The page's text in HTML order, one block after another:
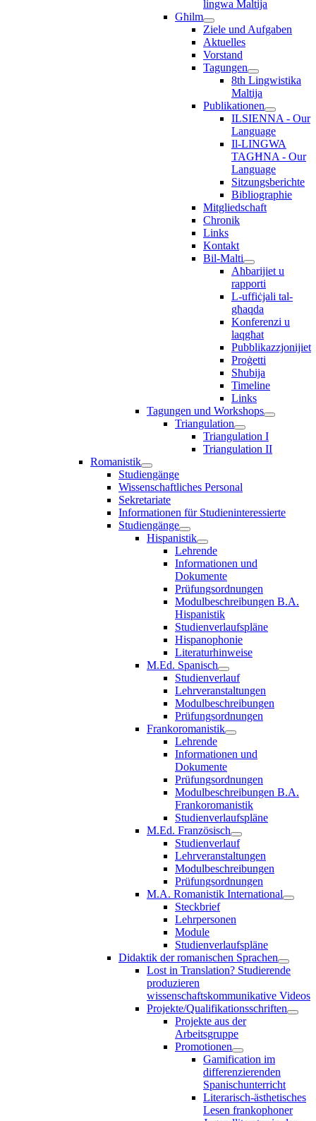
lingwa Maltija
Għilm
Ziele und Aufgaben
Aktuelles
Vorstand
Tagungen
8th Lingwistika
Maltija
Publikationen
ILSIENNA - Our
Language
Il-LINGWA
TAGĦNA - Our
Language
Sitzungsberichte
Bibliographie
Mitgliedschaft
Chronik
Links
Kontakt
Bil-Malti
Aħbarijiet u
rapporti
L-uffiċjali tal-
għaqda
Konferenzi u
laqgħat
Pubblikazzjonijiet
Proġetti
Sħubija
Timeline
Links
Tagungen und Workshops
Triangulation
Triangulation I
Triangulation II
Romanistik
Studiengänge
Wissenschaftliches Personal
Sekretariate
Informationen für Studieninteressierte
Studiengänge
Hispanistik
Lehrende
Informationen und
Dokumente
Prüfungsordnungen
Modulbeschreibungen B.A.
Hispanistik
Studienverlaufspläne
Hispanophonie
Literaturhinweise
M.Ed. Spanisch
Studienverlauf
Lehrveranstaltungen
Modulbeschreibungen
Prüfungsordnungen
Frankoromanistik
Lehrende
Informationen und
Dokumente
Prüfungsordnungen
Modulbeschreibungen B.A.
Frankoromanistik
Studienverlaufspläne
M.Ed. Französisch
Studienverlauf
Lehrveranstaltungen
Modulbeschreibungen
Prüfungsordnungen
M.A. Romanistik International
Steckbrief
Lehrpersonen
Module
Studienverlaufspläne
Didaktik der romanischen Sprachen
Lost in Translation? Studierende
produzieren
wissenschaftskommunikative Videos
Projekte/Qualifikationsschriften
Projekte aus der
Arbeitsgruppe
Promotionen
Gamification im
differenzierenden
Spanischunterricht
Literarisch-ästhetisches
Lesen frankophoner